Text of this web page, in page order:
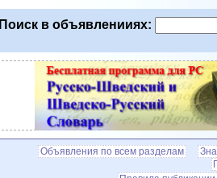
Поиск в объявленииях:
Объявления по всем разделам